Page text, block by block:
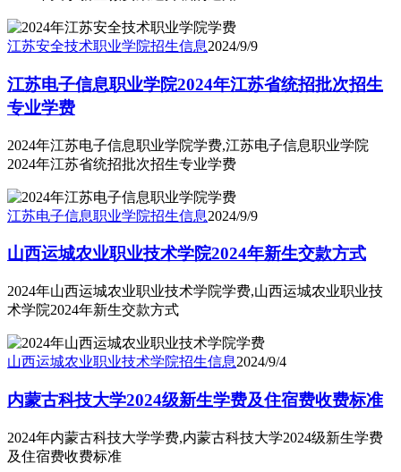
江苏安全技术职业学院招生信息2024/9/9
江苏电子信息职业学院2024年江苏省统招批次招生
专业学费
2024年江苏电子信息职业学院学费,江苏电子信息职业学院
2024年江苏省统招批次招生专业学费
江苏电子信息职业学院招生信息2024/9/9
山西运城农业职业技术学院2024年新生交款方式
2024年山西运城农业职业技术学院学费,山西运城农业职业技
术学院2024年新生交款方式
山西运城农业职业技术学院招生信息2024/9/4
内蒙古科技大学2024级新生学费及住宿费收费标准
2024年内蒙古科技大学学费,内蒙古科技大学2024级新生学费
及住宿费收费标准